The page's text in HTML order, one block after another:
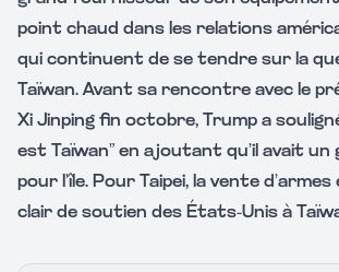
point chaud dans les relations
qui continuent de se tendre sur la
Taïwan. Avant sa rencontre avec le
Xi Jinping fin octobre, Trump a
est Taïwan” en ajoutant qu’il avait
pour l’île. Pour Taipei, la vente
clair de soutien des États-Unis à